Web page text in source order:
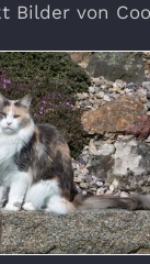
Bilder von